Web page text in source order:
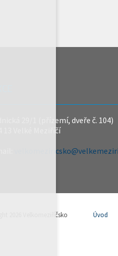
29/1 (přízemí, dveře č. 104)
13 Velké Meziříčí
2026 Velkomeziříčsko Úvod